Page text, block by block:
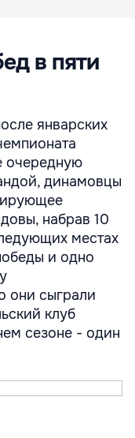
в пяти
январских
очередную
динамовцы
набрав 10
местах
и одно
они сыграли
клуб
сезоне - один